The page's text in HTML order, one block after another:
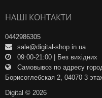
НАШІ КОНТАКТИ
0442986305
sale@digital-shop.in.ua
09:00-21:00 | Без вихідних
Самовывоз по адресу
Борисоглебская 2, 04070 3
Digital © 2026